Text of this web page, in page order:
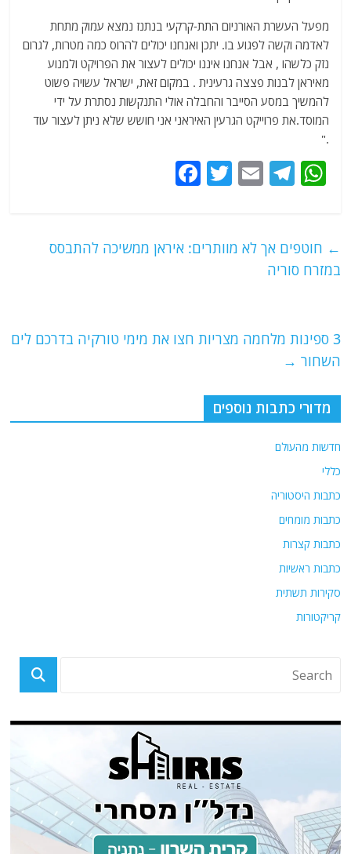
מפעל העשרת האורניום התת-קרקעי בנתנז נמצא עמוק מתחת
לאדמה וקשה לפגוע בו. יתכן ואנחנו יכולים להרוס כמה מטרות, לגרום
נזק כלשהו , אבל אנחנו איננו יכולים לעצור את הפרויקט ולמנוע
מאיראן לבנות פצצה גרעינית . במקום זאת, ישראל עשויה פשוט
להמשיך במסע הסייבר והחבלה אולי התנקשות נסתרת על ידי
המוסד.את פרוייקט הגרעין האיראני אני חושש שלא ניתן לעצור עוד
."
W
s
A
T
g
ra
E
l
T
er
e
k
← חוטפים אך לא מוותרים: איראן ממשיכה להתבסס
במזרח סוריה
3 ספינות מלחמה מצריות חצו את מימי טורקיה בדרכם לים
השחור →
מדורי כתבות נוספים
חדשות מהעולם
כללי
כתבות היסטוריה
כתבות מומחים
כתבות קצרות
כתבות ראשיות
סקירות תשתית
קריקטורות